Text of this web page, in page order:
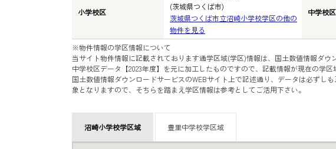
小学校区
(茨城県つくば市)
茨城県つくば市立沼崎小学校学区の他の
物件を見る
中学校区
※物件情報の学区情報について
当サイト物件情報に記載されております通学区域(学区)情報は、国土数値情報ダ
中学校区データ【2023年度】を元に加工したものですので、記載情報が現在の学区
国土数値情報ダウンロードサービスのWEBサイト上で記述通り、データは必ずし
象となりますので、そちらを踏まえ学区情報は参考としてご活用下さい。
沼崎小学校学区域 豊里中学校学区域